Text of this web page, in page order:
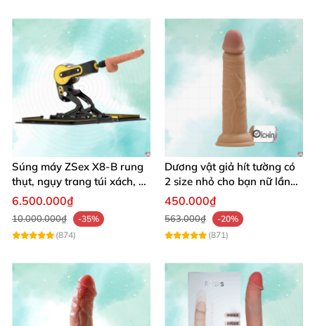
Súng máy ZSex X8-B rung
thụt, ngụy trang túi xách, 9
chế độ rung đa dạng
6.500.000₫
10.000.000₫
-35%
(874)
Dương vật giả hít tường có
2 size nhỏ cho bạn nữ lần
đầu sử dụng
450.000₫
563.000₫
-20%
(871)